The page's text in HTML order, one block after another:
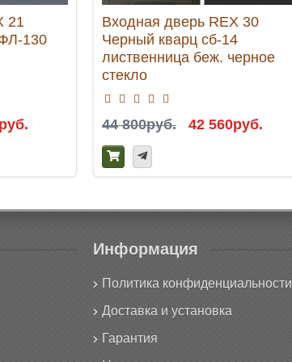
21
130
Входная дверь REX 30
Черный кварц сб-14
лиственница беж. черное
стекло
44 800руб. 42 560руб.
Информация
Политика конфиденциальности
Доставка и установка
Гарантия